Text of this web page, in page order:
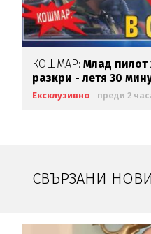
КОШМАР:Млад пилот
разкри - летя 30
Ексклузивно преди 2
СВЪРЗАНИ